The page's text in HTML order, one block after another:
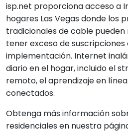
isp.net proporciona acceso a
hogares Las Vegas donde los
tradicionales de cable pueden
tener exceso de suscripciones
implementación. Internet
diario en el hogar, incluido el
remoto, el aprendizaje en
conectados.
Obtenga más información
residenciales en nuestra